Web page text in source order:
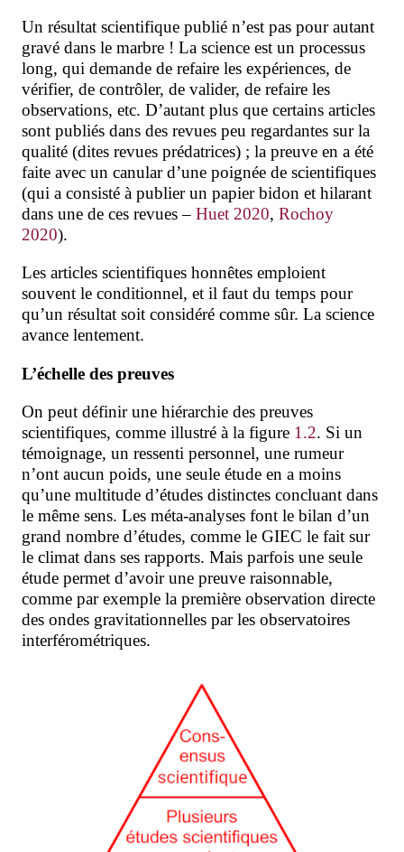
Un résultat scientifique publié n’est pas pour autant
gravé dans le marbre ! La science est un processus
long, qui demande de refaire les expériences, de
vérifier, de contrôler, de valider, de refaire les
observations, etc. D’autant plus que certains articles
sont publiés dans des revues peu regardantes sur la
qualité (dites revues prédatrices) ; la preuve en a été
faite avec un canular d’une poignée de scientifiques
(qui a consisté à publier un papier bidon et hilarant
dans une de ces revues – Huet 2020, Rochoy
2020).
Les articles scientifiques honnêtes emploient
souvent le conditionnel, et il faut du temps pour
qu’un résultat soit considéré comme sûr. La science
avance lentement.
L’échelle des preuves
On peut définir une hiérarchie des preuves
scientifiques, comme illustré à la figure 1.2. Si un
témoignage, un ressenti personnel, une rumeur
n’ont aucun poids, une seule étude en a moins
qu’une multitude d’études distinctes concluant dans
le même sens. Les méta-analyses font le bilan d’un
grand nombre d’études, comme le GIEC le fait sur
le climat dans ses rapports. Mais parfois une seule
étude permet d’avoir une preuve raisonnable,
comme par exemple la première observation directe
des ondes gravitationnelles par les observatoires
interférométriques.